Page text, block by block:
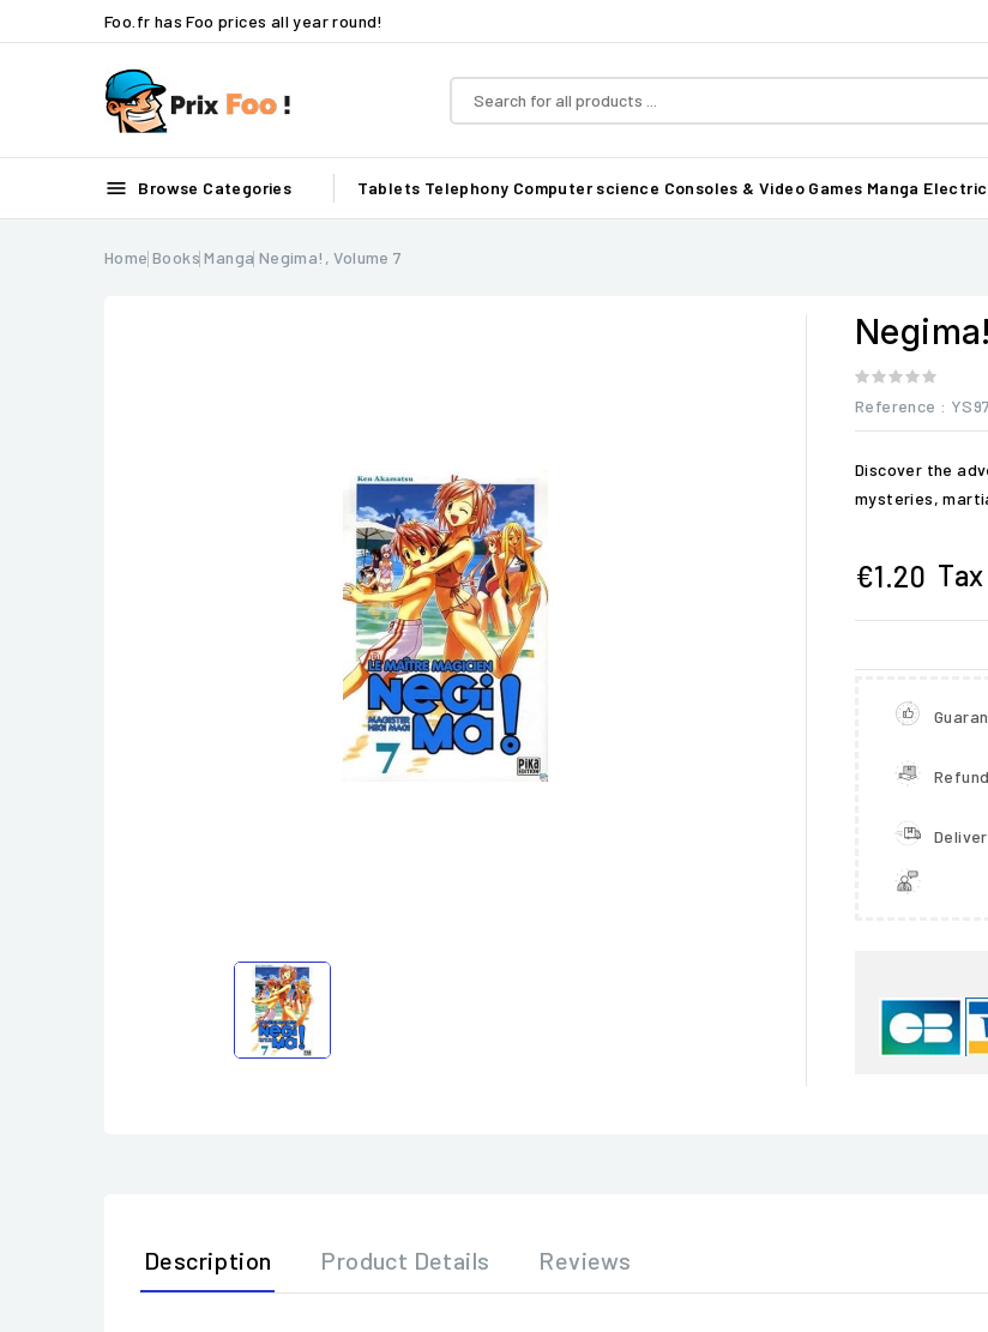
Foo.fr has Foo prices all year round!
 Browse Categories Tablets Telephony Computer science Consoles & Video Games Manga
Home Books Manga Negima!, Volume 7
Reference :
Discover the
mysteries,
€1.20
Description Product Details Reviews